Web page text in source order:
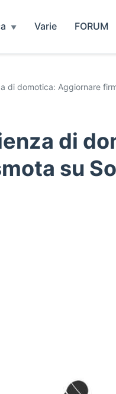
Varie FORUM
di domotica: Aggiornare
di
su